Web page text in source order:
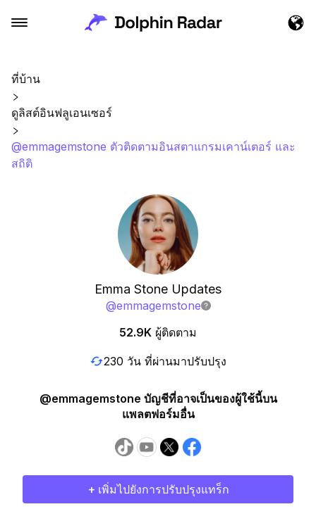
ที่บ้าน
ดูลิสต์อินฟลูเอนเซอร์
@emmagemstone ตัวติดตามอินสตาแกรมเคาน์เตอร์ และ
สถิติ
Emma Stone Updates
@emmagemstone
52.9K ผู้ติดตาม
230 วัน ที่ผ่านมาปรับปรุง
@emmagemstone บัญชีที่อาจเป็นของผู้ใช้นี้บน
แพลตฟอร์มอื่น
+ เพิ่มไปยังการปรับปรุงแทร็ก